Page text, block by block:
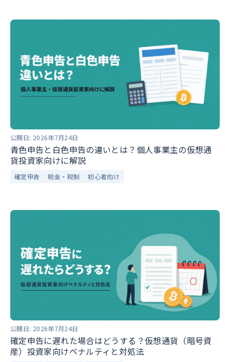
公開日: 2026年7月24日
青色申告と白色申告の違いとは？個人事業主の仮想通
貨投資家向けに解説
確定申告 税金・税制 初心者向け
公開日: 2026年7月24日
確定申告に遅れた場合はどうする？仮想通貨（暗号資
産）投資家向けペナルティと対処法